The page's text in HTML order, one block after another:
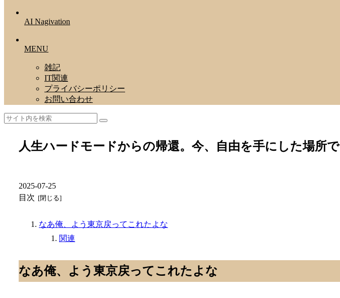
AI Nagivation
MENU
雑記
IT関連
プライバシーポリシー
お問い合わせ
人生ハードモードからの帰還。今、自由を手にした場所で
2025-07-25
目次
なあ俺、よう東京戻ってこれたよな
関連
なあ俺、よう東京戻ってこれたよな